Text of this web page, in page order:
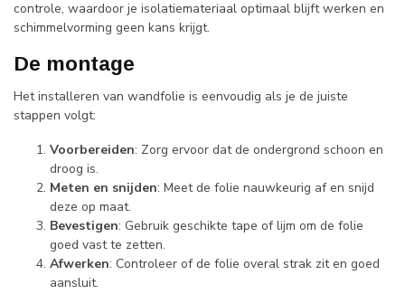
controle, waardoor je isolatiemateriaal optimaal blijft werken en
schimmelvorming geen kans krijgt.
De montage
Het installeren van wandfolie is eenvoudig als je de juiste
stappen volgt:
Voorbereiden: Zorg ervoor dat de ondergrond schoon en
droog is.
Meten en snijden: Meet de folie nauwkeurig af en snijd
deze op maat.
Bevestigen: Gebruik geschikte tape of lijm om de folie
goed vast te zetten.
Afwerken: Controleer of de folie overal strak zit en goed
aansluit.